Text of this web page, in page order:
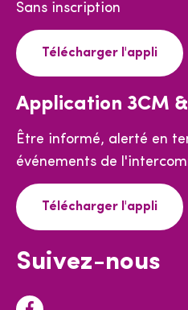
Sans inscription
Télécharger l'appli
Application 3CM
Être informé, alerté en
événements de
Télécharger l'appli
Suivez-nous